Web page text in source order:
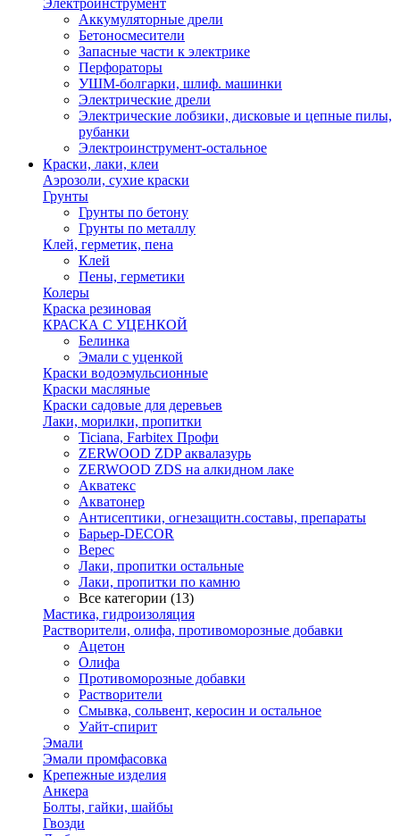
Электроинструмент
Аккумуляторные дрели
Бетоносмесители
Запасные части к электрике
Перфораторы
УШМ-болгарки, шлиф. машинки
Электрические дрели
Электрические лобзики, дисковые и цепные пилы,
рубанки
Электроинструмент-остальное
Краски, лаки, клеи
Аэрозоли, сухие краски
Грунты
Грунты по бетону
Грунты по металлу
Клей, герметик, пена
Клей
Пены, герметики
Колеры
Краска резиновая
КРАСКА С УЦЕНКОЙ
Белинка
Эмали с уценкой
Краски водоэмульсионные
Краски масляные
Краски садовые для деревьев
Лаки, морилки, пропитки
Ticiana, Farbitex Профи
ZERWOOD ZDP аквалазурь
ZERWOOD ZDS на алкидном лаке
Акватекс
Акватонер
Антисептики, огнезащитн.составы, препараты
Барьер-DECOR
Верес
Лаки, пропитки остальные
Лаки, пропитки по камню
Все категории (13)
Мастика, гидроизоляция
Растворители, олифа, противоморозные добавки
Ацетон
Олифа
Противоморозные добавки
Растворители
Смывка, сольвент, керосин и остальное
Уайт-спирит
Эмали
Эмали промфасовка
Крепежные изделия
Анкера
Болты, гайки, шайбы
Гвозди